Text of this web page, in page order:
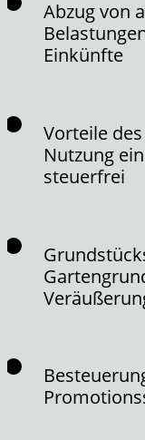
Abzug von
Einkünfte
Vorteile
Nutzung
steuerfrei